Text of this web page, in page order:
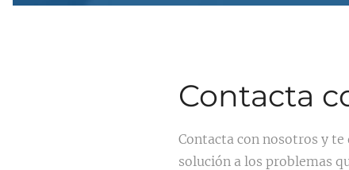
Contacta
Contacta con nosotros y
solución a los problemas